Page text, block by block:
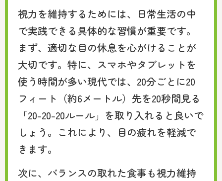
視力を維持するためには、日常生活の中
で実践できる具体的な習慣が重要です。
まず、適切な目の休息を心がけることが
大切です。特に、スマホやタブレットを
使う時間が多い現代では、20分ごとに20
フィート（約6メートル）先を20秒間見る
「20-20-20ルール」を取り入れると良いで
しょう。これにより、目の疲れを軽減で
きます。
次に、バランスの取れた食事も視力維持